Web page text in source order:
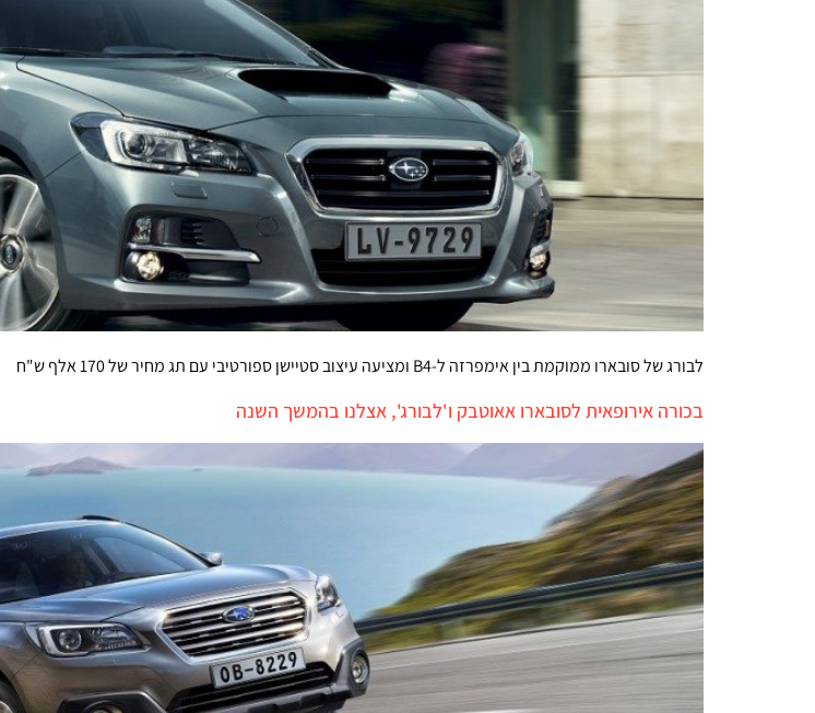
לבורג של סובארו ממוקמת בין אימפרזה ל-B4 ומציעה עיצוב סטיישן ספורטיבי עם תג מחיר של 170 אלף ש"ח
בכורה אירופאית לסובארו אאוטבק ו'לבורג', אצלנו בהמשך השנה